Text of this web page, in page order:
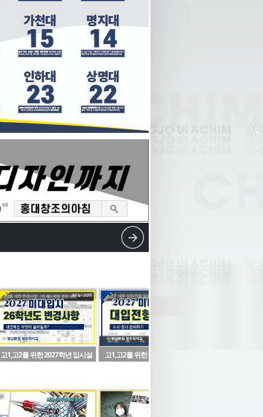
고1,고2를 위한 2027학년 입시설
고1,고2를 위한 2027학년 입시설